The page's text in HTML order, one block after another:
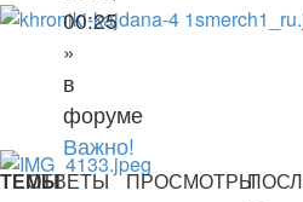
00:25
»
в
форуме
Важно!
ТЕМЫОТВЕТЫ ПРОСМОТРЫ